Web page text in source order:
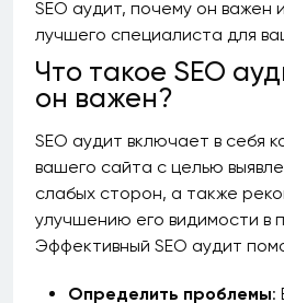
SEO аудит, почему он важен
лучшего специалиста для
Что такое SEO
он важен?
SEO аудит включает в себя
вашего сайта с целью
слабых сторон, а также
улучшению его видимости в
Эффективный SEO аудит
Определить проблемы: